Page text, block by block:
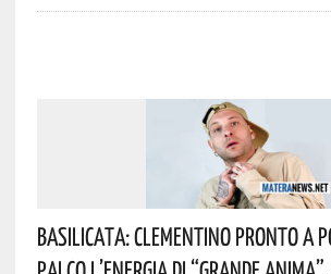
Basilicata: Clementino Pronto A